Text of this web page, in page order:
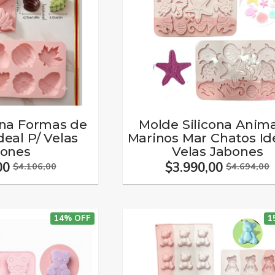
Formas de
P/ Velas
$4.106,00
Molde Silicona
Marinos Mar Chatos
Velas Jabones
$3.990,00 $4.694,00
14% OFF